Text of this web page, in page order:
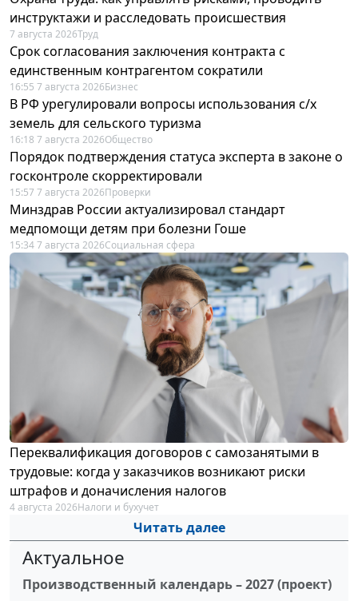
инструктажи и расследовать происшествия
7 августа 2026Труд
Срок согласования заключения контракта с
единственным контрагентом сократили
16:55 7 августа 2026Бизнес
В РФ урегулировали вопросы использования с/х
земель для сельского туризма
16:18 7 августа 2026Общество
Порядок подтверждения статуса эксперта в законе о
госконтроле скорректировали
15:57 7 августа 2026Проверки
Минздрав России актуализировал стандарт
медпомощи детям при болезни Гоше
15:34 7 августа 2026Социальная сфера
Переквалификация договоров с самозанятыми в
трудовые: когда у заказчиков возникают риски
штрафов и доначисления налогов
4 августа 2026Налоги и бухучет
Читать далее
Актуальное
Производственный календарь – 2027 (проект)